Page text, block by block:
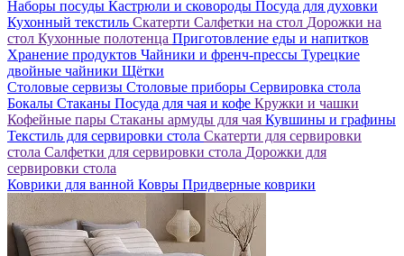
Наборы посуды Кастрюли и сковороды Посуда для духовки
Кухонный текстиль Скатерти Салфетки на стол Дорожки на
стол Кухонные полотенца Приготовление еды и напитков
Хранение продуктов Чайники и френч-прессы Турецкие
двойные чайники Щётки
Столовые сервизы Столовые приборы Сервировка стола
Бокалы Стаканы Посуда для чая и кофе Кружки и чашки
Кофейные пары Стаканы армуды для чая Кувшины и графины
Текстиль для сервировки стола Скатерти для сервировки
стола Салфетки для сервировки стола Дорожки для
сервировки стола
Коврики для ванной Ковры Придверные коврики